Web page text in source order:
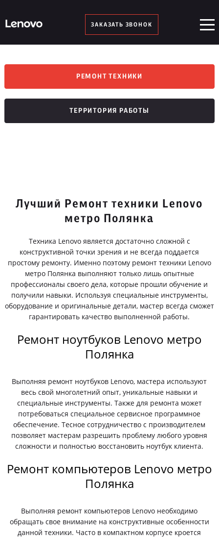
ЗАКАЗАТЬ ЗВОНОК
РЕМОНТ ТЕХНИКИ
ТЕРРИТОРИЯ РАБОТЫ
Лучший Ремонт техники Lenovo
метро Полянка
Техника Lenovo является достаточно сложной с
конструктивной точки зрения и не всегда поддается
простому ремонту. Именно поэтому ремонт техники Lenovo
метро Полянка выполняют только лишь опытные
профессионалы своего дела, которые прошли обучение и
получили навыки. Используя специальные инструменты,
оборудование и оригинальные детали, мастер всегда сможет
гарантировать качество выполненной работы.
Ремонт ноутбуков Lenovo метро
Полянка
Выполняя ремонт ноутбуков Lenovo, мастера используют
весь свой многолетний опыт, уникальные навыки и
специальные инструменты. Также для ремонта может
потребоваться специальное сервисное программное
обеспечение. Тесное сотрудничество с производителем
позволяет мастерам разрешить проблему любого уровня
сложности и полностью восстановить ноутбук клиента.
Ремонт компьютеров Lenovo метро
Полянка
Выполняя ремонт компьютеров Lenovo необходимо
обращать свое внимание на конструктивные особенности
данной техники. Часто в компактном корпусе кроется